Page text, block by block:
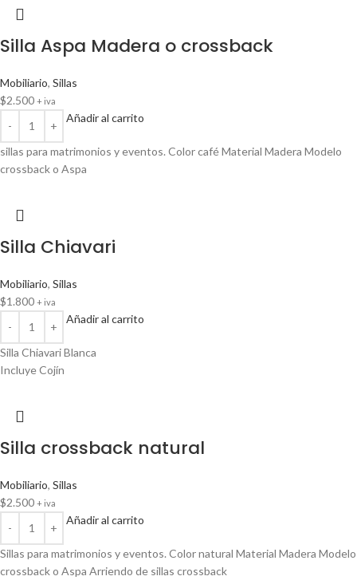
Silla Aspa Madera o crossback
Mobiliario, Sillas
$2.500 + iva
Añadir al carrito
sillas para matrimonios y eventos. Color café Material Madera Modelo
crossback o Aspa
Silla Chiavari
Mobiliario, Sillas
$1.800 + iva
Añadir al carrito
Silla Chiavari Blanca
Incluye Cojín
Silla crossback natural
Mobiliario, Sillas
$2.500 + iva
Añadir al carrito
Sillas para matrimonios y eventos. Color natural Material Madera Modelo
crossback o Aspa Arriendo de sillas crossback